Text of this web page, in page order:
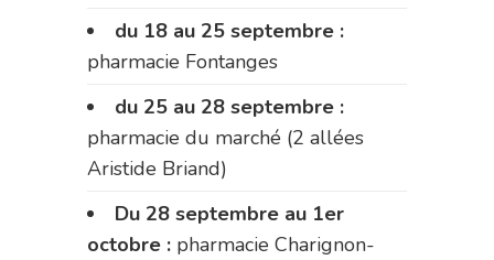
du 18 au 25 septembre :
pharmacie Fontanges
du 25 au 28 septembre :
pharmacie du marché (2 allées
Aristide Briand)
Du 28 septembre au 1er
octobre : pharmacie Charignon-